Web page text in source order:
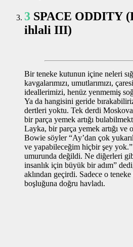
3
ihlali III)
Bir teneke kutunun içine neleri
kavgalarımızı, umutlarımızı,
ideallerimizi, henüz yenmemiş
Ya da hangisini geride
dertleri yoktu. Tek derdi
bir parça yemek artığı
Layka, bir parça yemek artığı ve
Bowie söyler “Ay’dan çok
ve yapabileceğim hiçbir şey
umurunda değildi. Ne diğerleri
insanlık için büyük bir adım”
aklından geçirdi. Sadece o
boşluğuna doğru havladı.